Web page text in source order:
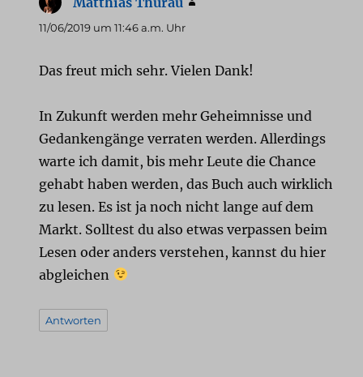
11/06/2019 um 11:46 a.m. Uhr
Das freut mich sehr. Vielen Dank!
In Zukunft werden mehr Geheimnisse und
Gedankengänge verraten werden. Allerdings
warte ich damit, bis mehr Leute die Chance
gehabt haben werden, das Buch auch wirklich
zu lesen. Es ist ja noch nicht lange auf dem
Markt. Solltest du also etwas verpassen beim
Lesen oder anders verstehen, kannst du hier
abgleichen
Antworten